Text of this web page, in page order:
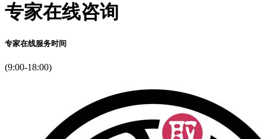
专家在线咨询
专家在线服务时间
(9:00-18:00)